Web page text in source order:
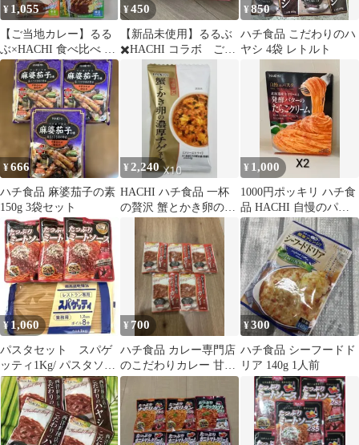
¥ 1,055
【ご当地カレー】るる
ぶ×HACHI 食べ比べ 4
種セット レトルト 詰め
合わせ
¥450
【新品未使用】るるぶ
✖️HACHI コラボ ご当
地カレー 北海道 博
¥850
ハチ食品 こだわりのハ
ヤシ 4袋 レトルト
¥666
ハチ食品 麻婆茄子の素
150g 3袋セット
¥ 2,240
HACHI ハチ食品 一杯
の贅沢 蟹とかき卵の濃
厚チゲスープ 105gX10
¥ 1,000
1000円ポッキリ ハチ食
品 HACHI 自慢のパス
タ 北海道産生クリーム
と発酵バターのたらこ
クリーム 110g 2個セッ
ト
¥ 1,060
パスタセット スパゲ
ッティ1Kg/ パスタソー
ス ミートソース
285g×3袋
¥ 700
ハチ食品 カレー専門店
のこだわりカレー 甘口
5袋セット
¥300
ハチ食品 シーフードド
リア 140g 1人前